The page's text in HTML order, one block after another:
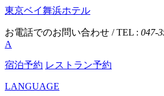
東京ベイ舞浜ホテル
お電話でのお問い合わせ / TEL : 047-
A
宿泊予約 レストラン予約
LANGUAGE